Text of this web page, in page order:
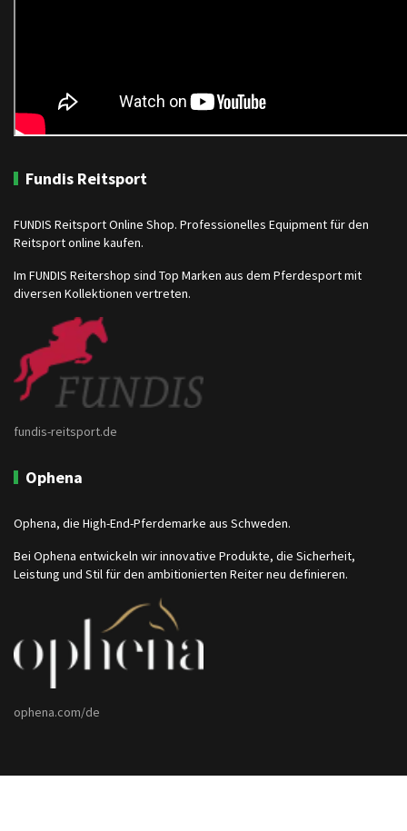
Fundis Reitsport
FUNDIS Reitsport Online Shop. Professionelles Equipment für den
Reitsport online kaufen.
Im FUNDIS Reitershop sind Top Marken aus dem Pferdesport mit
diversen Kollektionen vertreten.
fundis-reitsport.de
Ophena
Ophena, die High-End-Pferdemarke aus Schweden.
Bei Ophena entwickeln wir innovative Produkte, die Sicherheit,
Leistung und Stil für den ambitionierten Reiter neu definieren.
ophena.com/de